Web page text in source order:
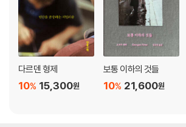
다르덴 형제
15,300원
10%
보통 이하의 것들
21,600원
10%